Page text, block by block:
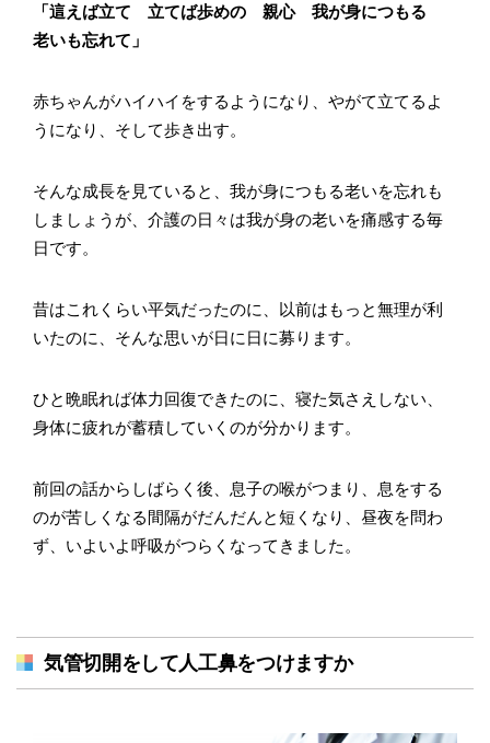
「這えば立て 立てば歩めの 親心 我が身につもる
老いも忘れて」
赤ちゃんがハイハイをするようになり、やがて立てるよ
うになり、そして歩き出す。
そんな成長を見ていると、我が身につもる老いを忘れも
しましょうが、介護の日々は我が身の老いを痛感する毎
日です。
昔はこれくらい平気だったのに、以前はもっと無理が利
いたのに、そんな思いが日に日に募ります。
ひと晩眠れば体力回復できたのに、寝た気さえしない、
身体に疲れが蓄積していくのが分かります。
前回の話からしばらく後、息子の喉がつまり、息をする
のが苦しくなる間隔がだんだんと短くなり、昼夜を問わ
ず、いよいよ呼吸がつらくなってきました。
気管切開をして人工鼻をつけますか